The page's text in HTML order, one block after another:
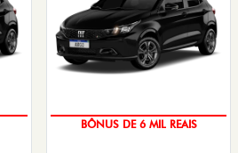
BÔNUS DE 6 MIL REAIS